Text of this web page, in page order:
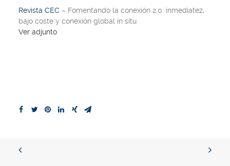
Revista CEC – Fomentando la conexión 2.0: inmediatez,
bajo coste y conexión global in situ
Ver adjunto